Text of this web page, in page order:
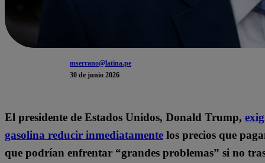
mserrano@latina.pe
30 de junio 2026
El presidente de Estados Unidos, Donald Trump,
gasolina reducir inmediatamente los precios que
que podrían enfrentar “grandes problemas” si no